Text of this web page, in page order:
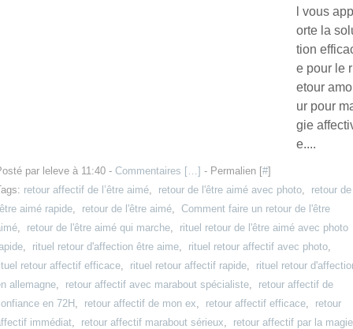
l vous app
orte la
tion
e pour le r
etour amo
ur pour
gie
e....
par leleve à 11:40 - Commentaires […] - Permalien [#]
retour affectif de l’être aimé, retour de l'être aimé avec photo, retour de
aimé rapide, retour de l'être aimé, Comment faire un retour de l'être
, retour de l'être aimé qui marche, rituel retour de l'être aimé avec photo
, rituel retour d'affection être aime, rituel retour affectif avec photo,
retour affectif efficace, rituel retour affectif rapide, rituel retour
allemagne, retour affectif avec marabout spécialiste, retour affectif de
en 72H, retour affectif de mon ex, retour affectif efficace, retour
immédiat, retour affectif marabout sérieux, retour affectif par la magie